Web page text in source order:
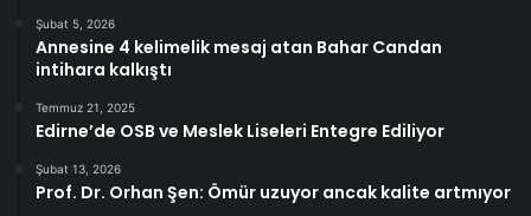
Şubat 5, 2026
Annesine 4 kelimelik mesaj atan Bahar Candan
intihara kalkıştı
Temmuz 21, 2025
Edirne’de OSB ve Meslek Liseleri Entegre Ediliyor
Şubat 13, 2026
Prof. Dr. Orhan Şen: Ömür uzuyor ancak kalite artmıyor